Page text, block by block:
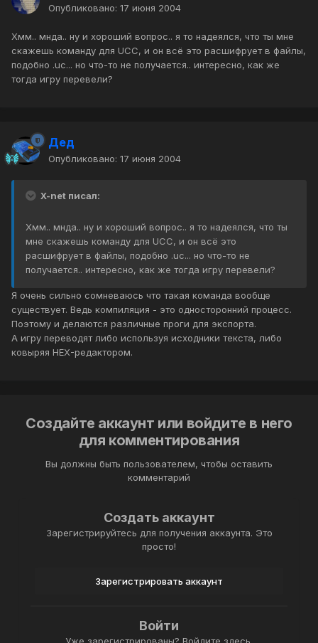
Опубликовано: 17 июня 2004
Хмм.. мнда.. ну и хороший вопрос.. я то надеялся, что ты мне
скажешь команду для UCC, и он всё это расшифрует в файлы,
подобно .uc... но что-то не получается.. интересно, как же
тогда игру перевели?
Дед
Опубликовано: 17 июня 2004
X-net писал:
Хмм.. мнда.. ну и хороший вопрос.. я то надеялся, что ты
мне скажешь команду для UCC, и он всё это
расшифрует в файлы, подобно .uc... но что-то не
получается.. интересно, как же тогда игру перевели?
Я очень сильно сомневаюсь что такая команда вообще
существует. Ведь компиляция - это односторонний процесс.
Поэтому и делаются различные проги для экспорта.
А игру переводят либо используя исходники текста, либо
ковыряя HEX-редактором.
Создайте аккаунт или войдите в него
для комментирования
Вы должны быть пользователем, чтобы оставить
комментарий
Создать аккаунт
Зарегистрируйтесь для получения аккаунта. Это
просто!
Зарегистрировать аккаунт
Войти